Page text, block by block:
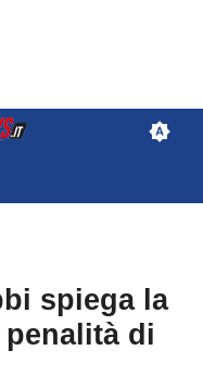
spiega la
di